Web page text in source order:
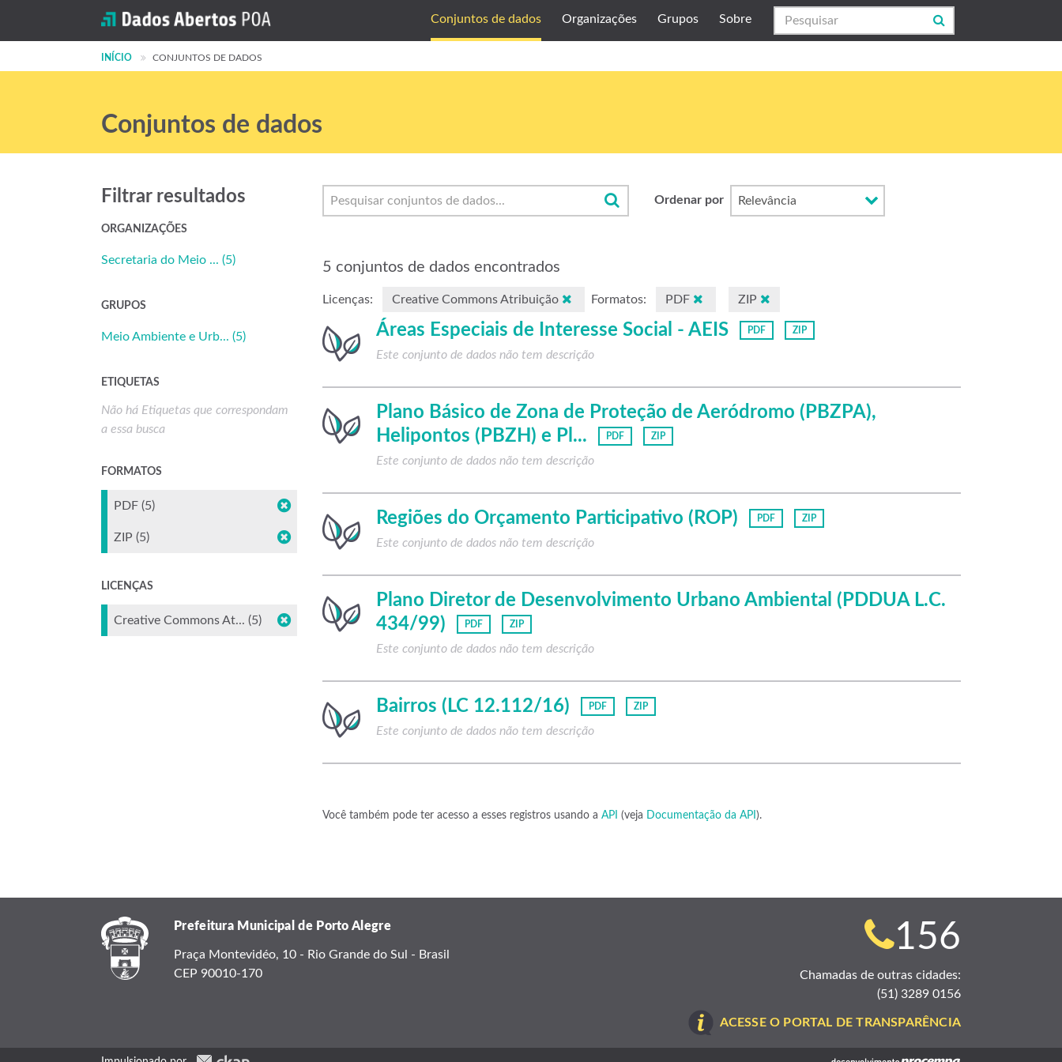
Conjuntos de dados Organizações Grupos Sobre
INÍCIO CONJUNTOS DE DADOS
Conjuntos de dados
Ordenar por
5 conjuntos de dados encontrados
Licenças: Creative Commons Atribuição Formatos: PDF ZIP
Áreas Especiais de Interesse Social - AEIS PDF ZIP
Este conjunto de dados não tem descrição
Plano Básico de Zona de Proteção de Aeródromo (PBZPA),
Helipontos (PBZH) e Pl...
PDF ZIP
Este conjunto de dados não tem descrição
Regiões do Orçamento Participativo (ROP) PDF ZIP
Este conjunto de dados não tem descrição
Plano Diretor de Desenvolvimento Urbano Ambiental (PDDUA L.C.
434/99)
PDF ZIP
Este conjunto de dados não tem descrição
Bairros (LC 12.112/16) PDF ZIP
Este conjunto de dados não tem descrição
Você também pode ter acesso a esses registros usando a API (veja Documentação da API ).
Filtrar resultados
ORGANIZAÇÕES
Secretaria do Meio ... (5)
GRUPOS
Meio Ambiente e Urb... (5)
ETIQUETAS
Não há Etiquetas que correspondam
a essa busca
FORMATOS
PDF (5)
ZIP (5)
LICENÇAS
Creative Commons At... (5)
Prefeitura Municipal de Porto Alegre
Praça Montevidéo, 10 - Rio Grande do Sul - Brasil
CEP 90010-170
Telefone
para
contato:
156
Chamadas de outras cidades:
(51) 3289 0156
ACESSE O PORTAL DE TRANSPARÊNCIA